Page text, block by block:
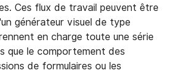
Ces flux de travail peuvent être
générateur visuel de type
en charge toute une série
que le comportement des
de formulaires ou les